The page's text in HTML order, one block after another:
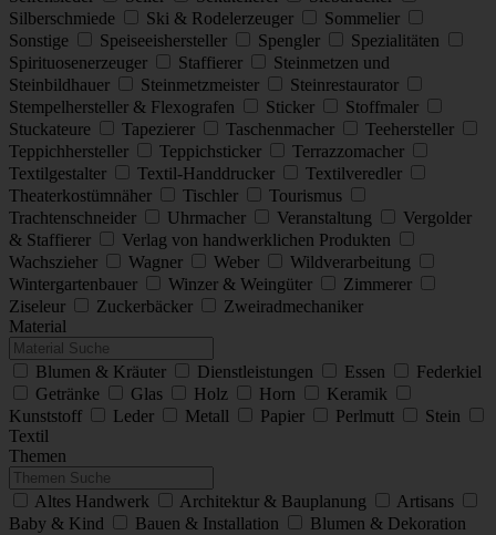
Silberschmiede
Ski & Rodelerzeuger
Sommelier
Sonstige
Speiseeishersteller Spengler
Spezialitäten
Spirituosenerzeuger
Staffierer
Steinmetzen und
Steinbildhauer
Steinmetzmeister
Steinrestaurator
Stempelhersteller & Flexografen
Sticker
Stoffmaler
Stuckateure
Tapezierer Taschenmacher
Teehersteller
Teppichhersteller
Teppichsticker
Terrazzomacher
Textilgestalter
Textil-Handdrucker
Textilveredler
Theaterkostümnäher
Tischler
Tourismus
Trachtenschneider
Uhrmacher Veranstaltung
Vergolder
& Staffierer
Verlag von handwerklichen Produkten
Wachszieher
Wagner Weber
Wildverarbeitung
Wintergartenbauer
Winzer & Weingüter
Zimmerer
Ziseleur
Zuckerbäcker
Zweiradmechaniker
Material
Blumen & Kräuter Dienstleistungen Essen
Federkiel
Getränke
Glas Holz Horn
Keramik
Kunststoff
Leder Metall Papier Perlmutt
Stein
Textil
Themen
Altes Handwerk Architektur & Bauplanung
Artisans
Baby & Kind
Bauen & Installation
Blumen & Dekoration